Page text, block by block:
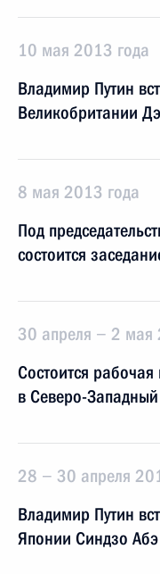
10 мая 2013 года
Владимир Путин
Великобритании
8 мая 2013 года
Под
состоится
30 апреля − 2 мая
Состоится
в Северо-
28 − 30 апреля
Владимир Путин
Японии Синдзо Абэ